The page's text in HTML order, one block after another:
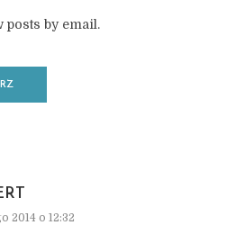
by email.
2014 o 12:32